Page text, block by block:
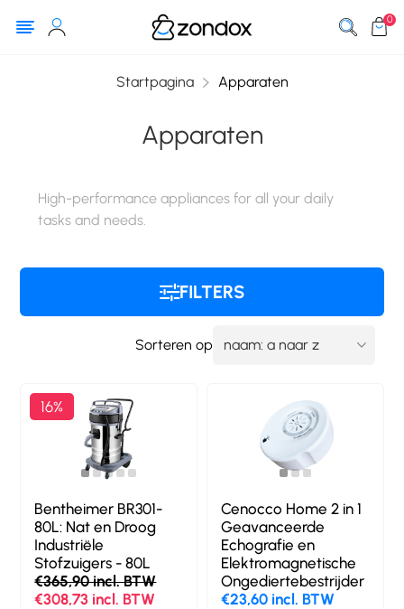
0
Startpagina Apparaten
Apparaten
High-performance appliances for all your daily
tasks and needs.
FILTERS
Sorteren op
16%
Bentheimer BR301-
80L: Nat en Droog
Industriële
Stofzuigers - 80L
€365,90 incl. BTW
€308,73 incl. BTW
Cenocco Home 2 in 1
Geavanceerde
Echografie en
Elektromagnetische
Ongediertebestrijder
€23,60 incl. BTW